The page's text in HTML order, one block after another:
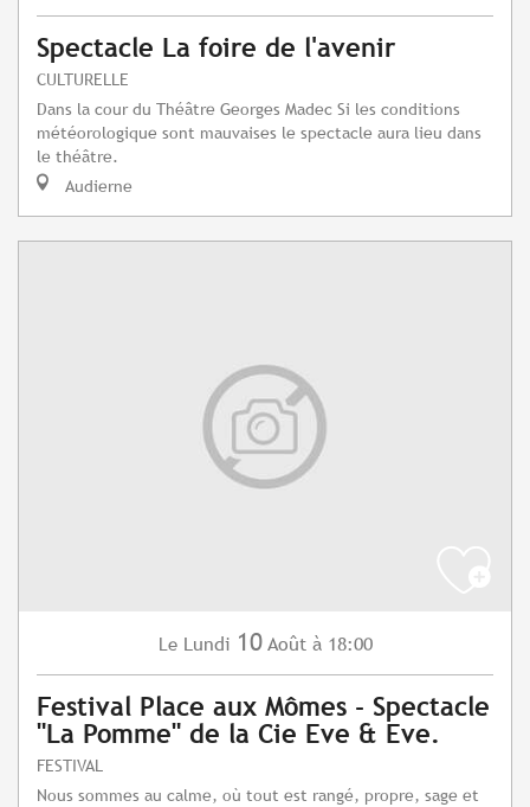
Spectacle La foire de l'avenir
CULTURELLE
Dans la cour du Théâtre Georges Madec Si les conditions
météorologique sont mauvaises le spectacle aura lieu dans
le théâtre.
Audierne
Le Lundi 10 Août à 18:00
Festival Place aux Mômes - Spectacle
"La Pomme" de la Cie Eve & Eve.
FESTIVAL
Nous sommes au calme, où tout est rangé, propre, sage et